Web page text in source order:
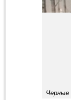
Черные